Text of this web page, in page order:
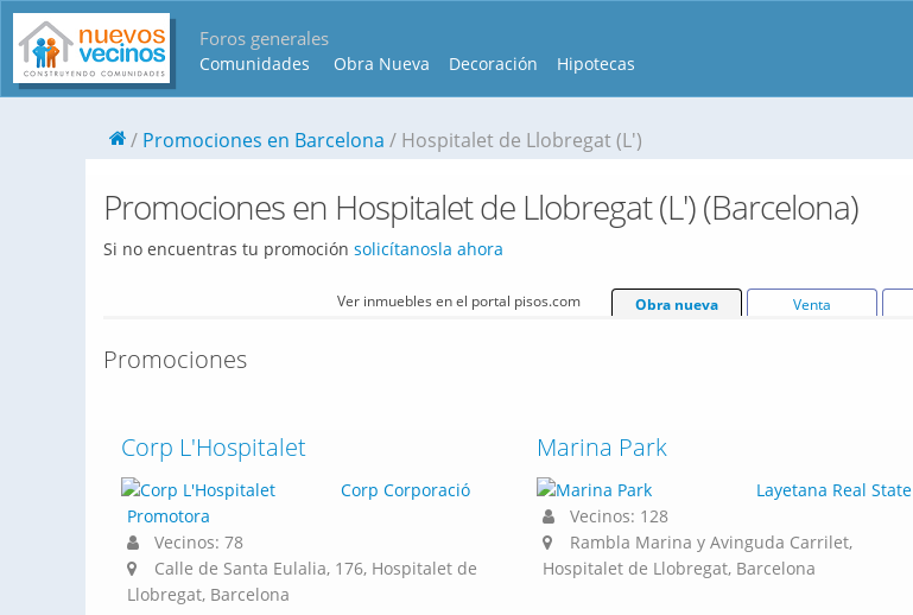
Foros generales
Comunidades Obra Nueva Decoración Hipotecas
Promociones en Barcelona Hospitalet de Llobregat (L')
Promociones en Hospitalet de Llobregat (L') (Barcelona)
Si no encuentras tu promoción solicítanosla ahora
Ver inmuebles en el portal pisos.com Obra nueva Venta
Promociones
Corp L'Hospitalet
Corp Corporació
Promotora
Vecinos: 78
Calle de Santa Eulalia, 176, Hospitalet de
Llobregat, Barcelona
Marina Park
Layetana Real State
Vecinos: 128
Rambla Marina y Avinguda Carrilet,
Hospitalet de Llobregat, Barcelona